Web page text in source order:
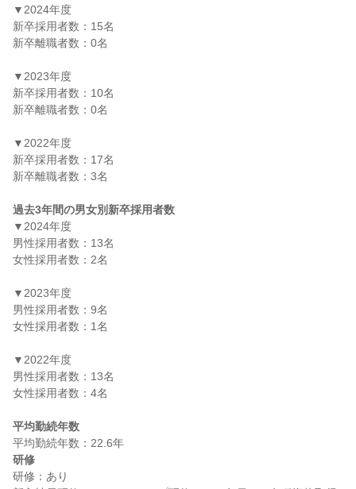
▼2024年度
新卒採用者数：15名
新卒離職者数：0名
▼2023年度
新卒採用者数：10名
新卒離職者数：0名
▼2022年度
新卒採用者数：17名
新卒離職者数：3名
過去3年間の男女別新卒採用者数
▼2024年度
男性採用者数：13名
女性採用者数：2名
▼2023年度
男性採用者数：9名
女性採用者数：1名
▼2022年度
男性採用者数：13名
女性採用者数：4名
平均勤続年数
研修
研修：あり